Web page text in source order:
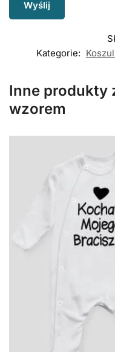
Kategorie:
Inne produkty
wzorem